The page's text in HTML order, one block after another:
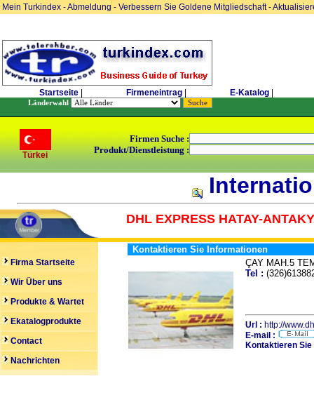
Mein Turkindex -Abmeldung- Verbessern Sie Goldene Mitgliedschaft-
Startseite Firmeneintrag E-Katalog
Länderwahl
Türkei
Firmen Suche :
Produkt/Dienstleistung :
DHL EXPRESS HATAY-
Firma Startseite
Wir Über uns
Produkte & Wartet
Ekatalogprodukte
Contact
Nachrichten
Kontaktieren Sie Informationen
ÇAY MAH.5
Tel :
Url : http://
E-mail :
Kontaktieren